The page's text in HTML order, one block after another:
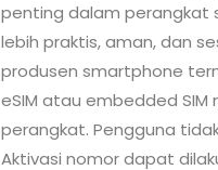
penting dalam perangkat
lebih praktis, aman, dan
produsen smartphone
eSIM atau embedded
perangkat. Pengguna
Aktivasi nomor dapat